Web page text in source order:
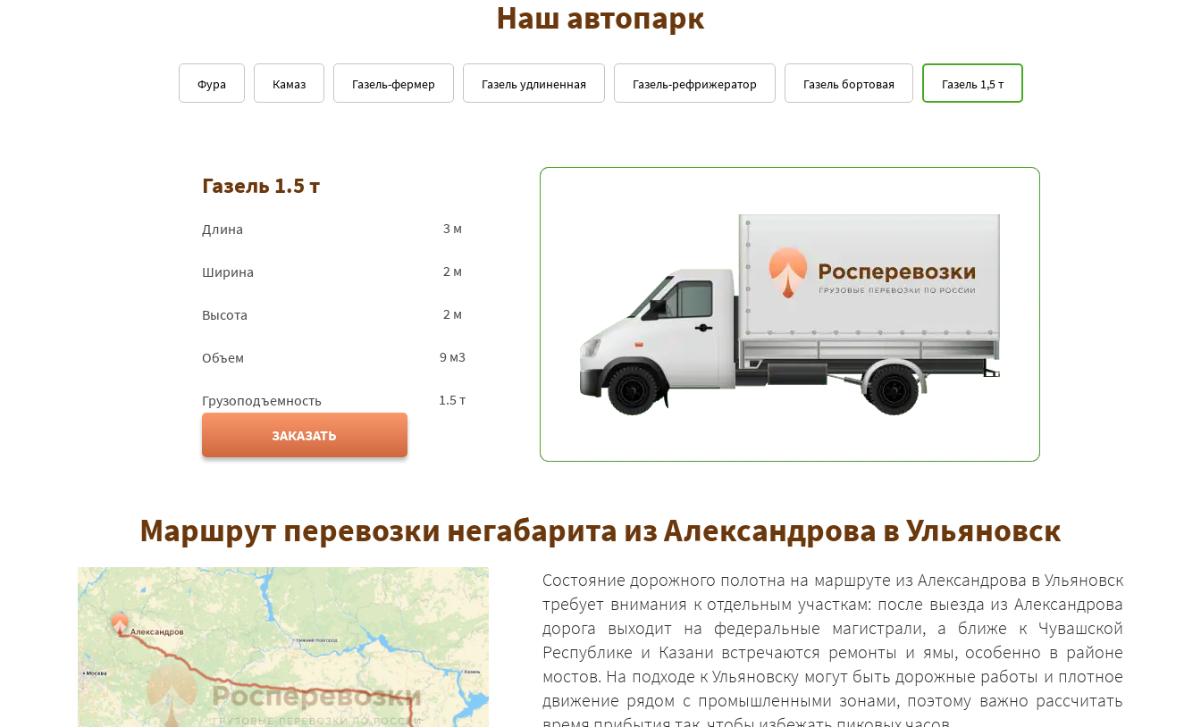
Наш автопарк
Газель 1,5 т
Газель удлиненная Газель бортовая
Газель-рефрижератор
Газель-фермер
Камаз
Фура
Газель 1.5 т
Длина 3 м
Ширина 2 м
Высота 2 м
Объем 9 м3
Грузоподъемность
1.5 т
ЗАКАЗАТЬ
Маршрут перевозки негабарита из Александрова в Ульяновск
Состояние дорожного полотна на маршруте из Александрова в Ульяновск
требует внимания к отдельным участкам: после выезда из Александрова
дорога выходит на федеральные магистрали, а ближе к Чувашской
Республике и Казани встречаются ремонты и ямы, особенно в районе
мостов. На подходе к Ульяновску могут быть дорожные работы и плотное
движение рядом с промышленными зонами, поэтому важно рассчитать